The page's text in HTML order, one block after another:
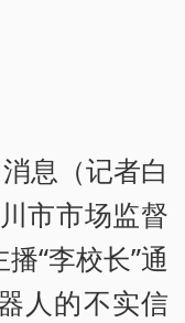
息（记者白
市市场监督
“李校长”通
人的不实信